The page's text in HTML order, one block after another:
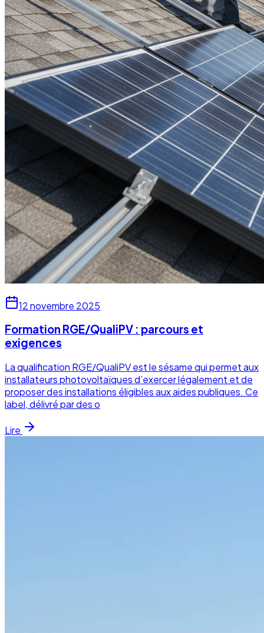
12 novembre 2025
Formation RGE/QualiPV : parcours et
exigences
La qualification RGE/QualiPV est le sésame qui permet aux
installateurs photovoltaïques d’exercer légalement et de
proposer des installations éligibles aux aides publiques. Ce
label, délivré par des o
Lire